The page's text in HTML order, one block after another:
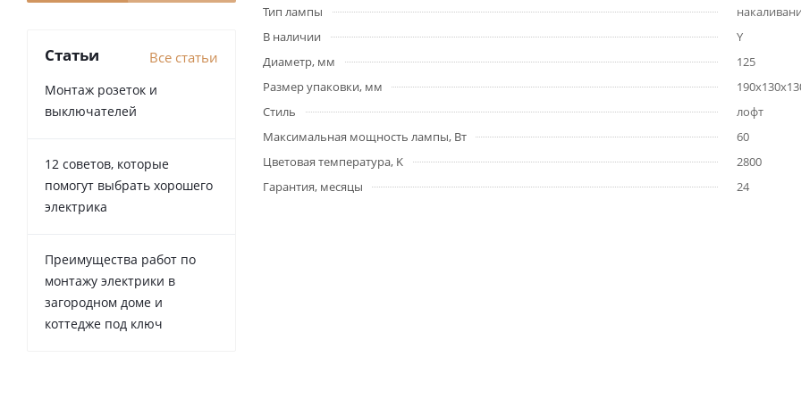
Тип лампы
В наличии
Y
Диаметр, мм
125
Размер упаковки, мм
Стиль
лофт
Максимальная мощность лампы, Вт
60
Цветовая температура, K
2800
Гарантия, месяцы
24
Статьи Все статьи
Монтаж розеток и
выключателей
12 советов, которые
помогут выбрать хорошего
электрика
Преимущества работ по
монтажу электрики в
загородном доме и
коттедже под ключ